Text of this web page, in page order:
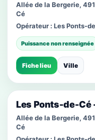
Allée de la Bergerie,
Cé
Opérateur : Les Ponts-
Puissance non renseignée
Fiche lieu Ville
Les Ponts-de-Cé
Allée de la Bergerie,
Cé